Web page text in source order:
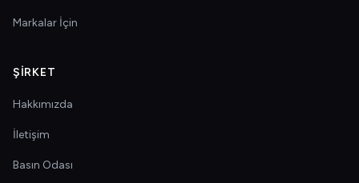
Markalar İçin
ŞIRKET
Hakkımızda
İletişim
Basın Odası